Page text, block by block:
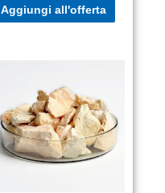
Aggiungi all'offerta